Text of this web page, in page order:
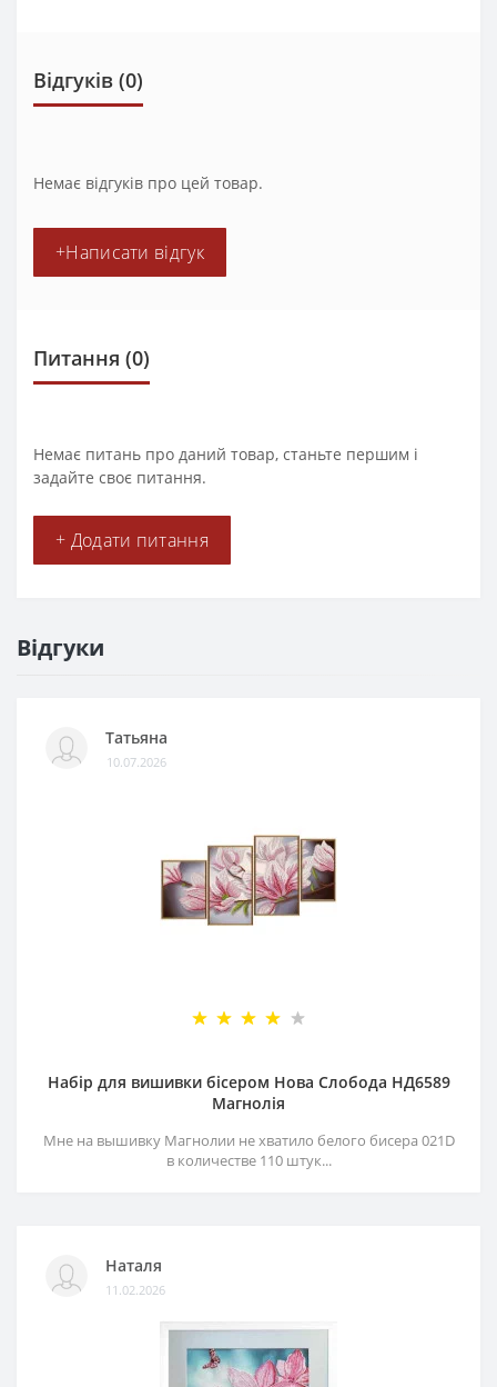
Відгуків (0)
Немає відгуків про цей товар.
+Написати відгук
Питання (0)
Немає питань про даний товар, станьте першим і
задайте своє питання.
+ Додати питання
Відгуки
Татьяна
10.07.2026
Набір для вишивки бісером Нова Слобода НД6589
Магнолія
Мне на вышивку Магнолии не хватило белого бисера 021D
в количестве 110 штук...
Наталя
11.02.2026